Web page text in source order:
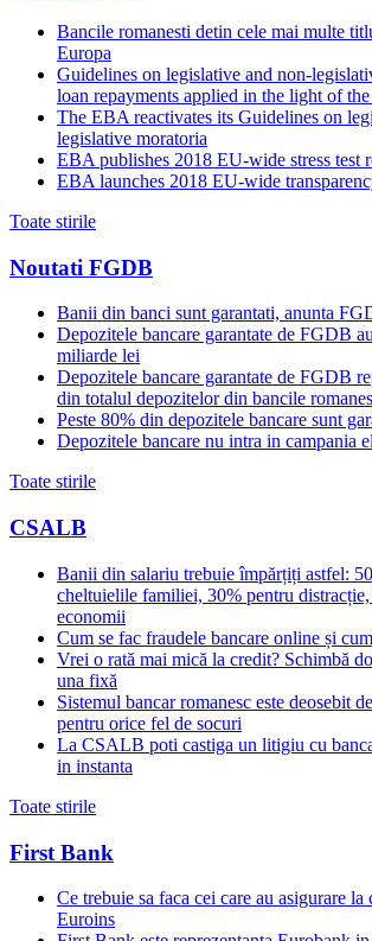
Bancile romanesti detin cele mai multe
Europa
Guidelines on legislative and non-
loan repayments applied in the light of
The EBA reactivates its Guidelines on
legislative moratoria
EBA publishes 2018 EU-wide stress test
EBA launches 2018 EU-wide
Toate stirile
Noutati FGDB
Banii din banci sunt garantati, anunta
Depozitele bancare garantate de FGDB
miliarde lei
Depozitele bancare garantate de FGDB
din totalul depozitelor din bancile
Peste 80% din depozitele bancare sunt
Depozitele bancare nu intra in campania
Toate stirile
CSALB
Banii din salariu trebuie împărțiți astfel:
cheltuielile familiei, 30% pentru
economii
Cum se fac fraudele bancare online și
Vrei o rată mai mică la credit? Schimbă
una fixă
Sistemul bancar romanesc este deosebit
pentru orice fel de socuri
La CSALB poti castiga un litigiu cu
in instanta
Toate stirile
First Bank
Ce trebuie sa faca cei care au asigurare la
Euroins